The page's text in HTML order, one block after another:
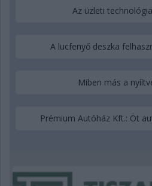
Az üzleti
A lucfenyő deszka
Miben más a
Prémium Autóház Kft.: Öt